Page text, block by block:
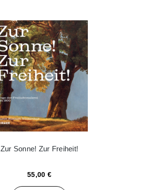
Zur Sonne! Zur Freiheit!
55,00 €